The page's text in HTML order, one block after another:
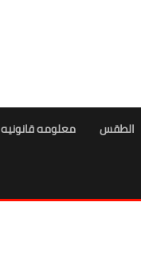
الطقس معلومه قانونيه